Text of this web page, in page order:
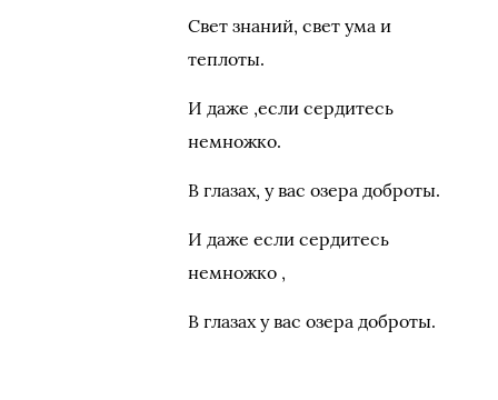
Свет знаний, свет ума и
теплоты.
И даже ,если сердитесь
немножко.
В глазах, у вас озера доброты.
И даже если сердитесь
немножко ,
В глазах у вас озера доброты.